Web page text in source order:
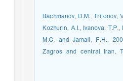
[12]- Bachmanov, D.M.,
Kozhurin, A.I., Ivanova,
M.C. and Jamali, F.H.,
Zagros and central Iran.